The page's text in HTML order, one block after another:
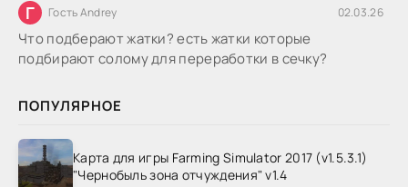
Г Гость Andrey 02.03.26
Что подберают жатки? есть жатки которые
подбирают солому для переработки в сечку?
ПОПУЛЯРНОЕ
Карта для игры Farming Simulator 2017 (v1.5.3.1)
"Чернобыль зона отчуждения" v1.4